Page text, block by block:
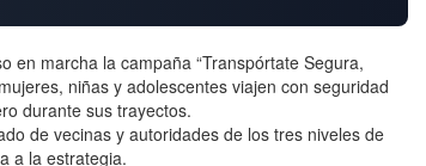
en marcha la campaña “Transpórtate Segura,
niñas y adolescentes viajen con seguridad
durante sus trayectos.
de vecinas y autoridades de los tres niveles de
a la estrategia.